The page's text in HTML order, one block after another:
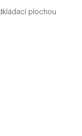
plochou